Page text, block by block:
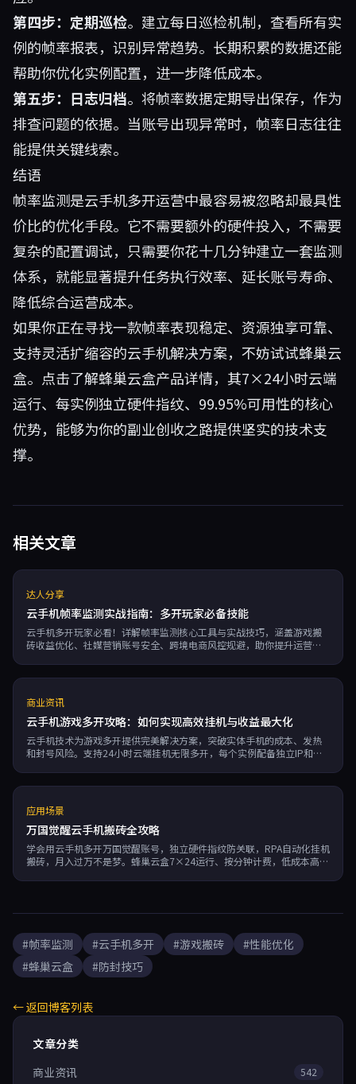
第四步：定期巡检。建立每日巡检机制，查看所有实
例的帧率报表，识别异常趋势。长期积累的数据还能
帮助你优化实例配置，进一步降低成本。
第五步：日志归档。将帧率数据定期导出保存，作为
排查问题的依据。当账号出现异常时，帧率日志往往
能提供关键线索。
结语
帧率监测是云手机多开运营中最容易被忽略却最具性
价比的优化手段。它不需要额外的硬件投入，不需要
复杂的配置调试，只需要你花十几分钟建立一套监测
体系，就能显著提升任务执行效率、延长账号寿命、
降低综合运营成本。
如果你正在寻找一款帧率表现稳定、资源独享可靠、
支持灵活扩缩容的云手机解决方案，不妨试试蜂巢云
盒。点击了解蜂巢云盒产品详情，其7×24小时云端
运行、每实例独立硬件指纹、99.95%可用性的核心
优势，能够为你的副业创收之路提供坚实的技术支
撑。
相关文章
达人分享
云手机帧率监测实战指南：多开玩家必备技能
云手机多开玩家必看！详解帧率监测核心工具与实战技巧，涵盖游戏搬
砖收益优化、社媒营销账号安全、跨境电商风控规避，助你提升运营效
商业资讯
云手机游戏多开攻略：如何实现高效挂机与收益最大化
云手机技术为游戏多开提供完美解决方案，突破实体手机的成本、发热
和封号风险。支持24小时云端挂机无限多开，每个实例配备独立IP和硬
应用场景
万国觉醒云手机搬砖全攻略
学会用云手机多开万国觉醒账号，独立硬件指纹防关联，RPA自动化挂机
搬砖，月入过万不是梦。蜂巢云盒7×24运行、按分钟计费，低成本高收
#帧率监测 #云手机多开 #游戏搬砖
#性能优化
#蜂巢云盒
#防封技巧
← 返回博客列表
文章分类
商业资讯
542